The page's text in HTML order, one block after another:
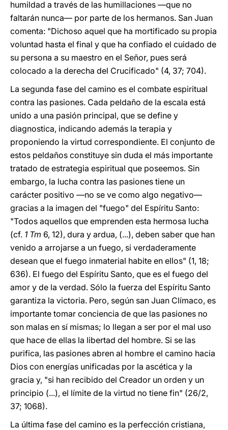
humildad a través de las humillaciones —que no
faltarán nunca— por parte de los hermanos. San Juan
comenta: "Dichoso aquel que ha mortificado su propia
voluntad hasta el final y que ha confiado el cuidado de
su persona a su maestro en el Señor, pues será
colocado a la derecha del Crucificado" (4, 37; 704).
La segunda fase del camino es el combate espiritual
contra las pasiones. Cada peldaño de la escala está
unido a una pasión principal, que se define y
diagnostica, indicando además la terapia y
proponiendo la virtud correspondiente. El conjunto de
estos peldaños constituye sin duda el más importante
tratado de estrategia espiritual que poseemos. Sin
embargo, la lucha contra las pasiones tiene un
carácter positivo —no se ve como algo negativo—
gracias a la imagen del "fuego" del Espíritu Santo:
"Todos aquellos que emprenden esta hermosa lucha
(cf. 1 Tm 6, 12), dura y ardua, (...), deben saber que han
venido a arrojarse a un fuego, si verdaderamente
desean que el fuego inmaterial habite en ellos" (1, 18;
636). El fuego del Espíritu Santo, que es el fuego del
amor y de la verdad. Sólo la fuerza del Espíritu Santo
garantiza la victoria. Pero, según san Juan Clímaco, es
importante tomar conciencia de que las pasiones no
son malas en sí mismas; lo llegan a ser por el mal uso
que hace de ellas la libertad del hombre. Si se las
purifica, las pasiones abren al hombre el camino hacia
Dios con energías unificadas por la ascética y la
gracia y, "si han recibido del Creador un orden y un
principio (...), el límite de la virtud no tiene fin" (26/2,
37; 1068).
La última fase del camino es la perfección cristiana,